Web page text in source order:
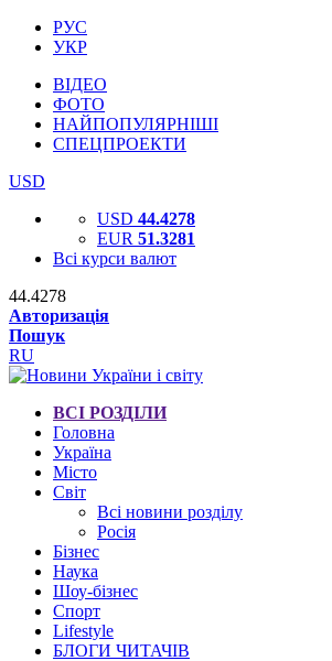
РУС
УКР
ВІДЕО
ФОТО
НАЙПОПУЛЯРНІШІ
СПЕЦПРОЕКТИ
USD
USD 44.4278
EUR 51.3281
Всі курси валют
44.4278
Авторизація
Пошук
RU
ВСІ РОЗДІЛИ
Головна
Україна
Місто
Світ
Всі новини розділу
Росія
Бізнес
Наука
Шоу-бізнес
Спорт
Lifestyle
БЛОГИ ЧИТАЧІВ